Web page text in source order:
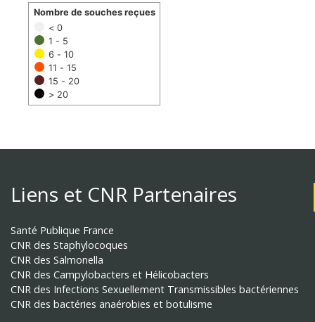
< 0
1 - 5
6 - 10
11 - 15
15 - 20
> 20
Nombre de souches reçues
Liens et CNR Partenaires
Santé Publique France
CNR des Staphylocoques
CNR des Salmonella
CNR des Campylobacters et Hélicobacters
CNR des Infections Sexuellement Transmissibles bactériennes
CNR des bactéries anaérobies et botulisme